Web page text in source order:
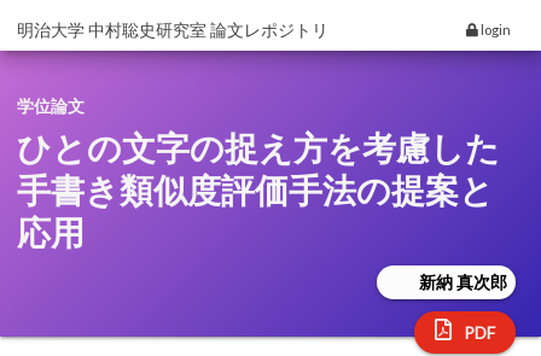
明治大学 中村聡史研究室 論文レポジトリ login
学位論文
ひとの文字の捉え方を考慮した
手書き類似度評価手法の提案と
応用
新納 真次郎
PDF